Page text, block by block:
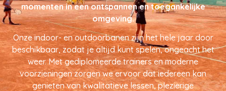
momenten in een ontspannen en toegankelijke
omgeving.
Onze indoor- en outdoorbanen zijn het hele jaar door
beschikbaar, zodat je altijd kunt spelen, ongeacht het
weer. Met gediplomeerde trainers en moderne
voorzieningen zorgen we ervoor dat iedereen kan
genieten van kwalitatieve lessen, plezierige